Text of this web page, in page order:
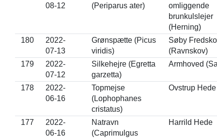
08-12
(Periparus ater)
omliggende
brunkulslejer
(Herning)
180
2022-
07-13
Grønspætte (Picus
viridis)
Søby
(Ravnskov)
179
2022-
07-12
Silkehejre (Egretta
garzetta)
Armhoved
178
2022-
06-16
Topmejse
(Lophophanes
cristatus)
Ovstrup Hede
177
2022-
06-16
Natravn
(Caprimulgus
Harrild Hede